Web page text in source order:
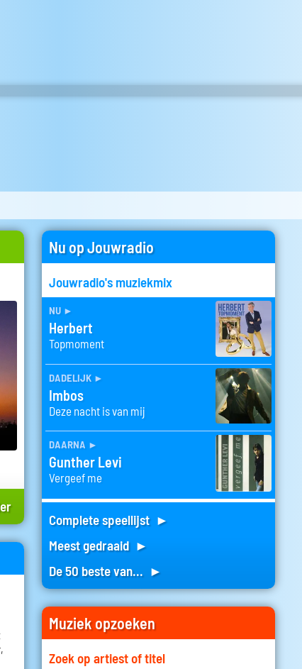
Nu op Jouwradio
Jouwradio's muziekmix
nu ►
Herbert
Topmoment
dadelijk ►
Imbos
Deze nacht is van mij
daarna ►
Gunther Levi
Vergeef me
Complete speellijst ►
Meest gedraaid ►
De 50 beste van... ►
Muziek opzoeken
Zoek op artiest of titel